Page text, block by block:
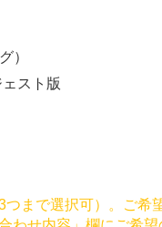
）
スト版
まで選択可）。ご